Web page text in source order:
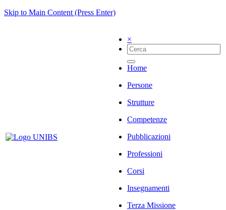
Skip to Main Content (Press Enter)
×
Home
Persone
Strutture
Competenze
Pubblicazioni
Professioni
Corsi
Insegnamenti
Terza Missione